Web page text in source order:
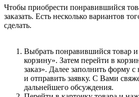
Чтобы приобрести понравившийся
заказать. Есть несколько вариантов
сделать.
Выбрать понравившийся товар
корзину». Затем перейти в
заказ». Далее заполнить форму
и отправить заявку. С Вами
дальнейшего обсуждения.